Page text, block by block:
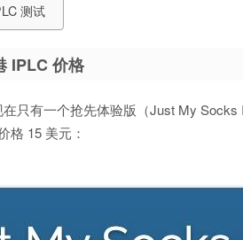
测试
IPLC 价格
只有一个抢先体验版（Just My
格 15 美元：